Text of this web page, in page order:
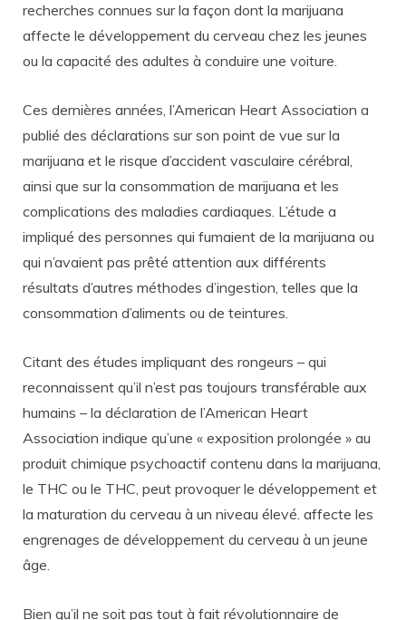
recherches connues sur la façon dont la marijuana
affecte le développement du cerveau chez les jeunes
ou la capacité des adultes à conduire une voiture.
Ces dernières années, l’American Heart Association a
publié des déclarations sur son point de vue sur la
marijuana et le risque d’accident vasculaire cérébral,
ainsi que sur la consommation de marijuana et les
complications des maladies cardiaques. L’étude a
impliqué des personnes qui fumaient de la marijuana ou
qui n’avaient pas prêté attention aux différents
résultats d’autres méthodes d’ingestion, telles que la
consommation d’aliments ou de teintures.
Citant des études impliquant des rongeurs – qui
reconnaissent qu’il n’est pas toujours transférable aux
humains – la déclaration de l’American Heart
Association indique qu’une « exposition prolongée » au
produit chimique psychoactif contenu dans la marijuana,
le THC ou le THC, peut provoquer le développement et
la maturation du cerveau à un niveau élevé. affecte les
engrenages de développement du cerveau à un jeune
âge.
Bien qu’il ne soit pas tout à fait révolutionnaire de